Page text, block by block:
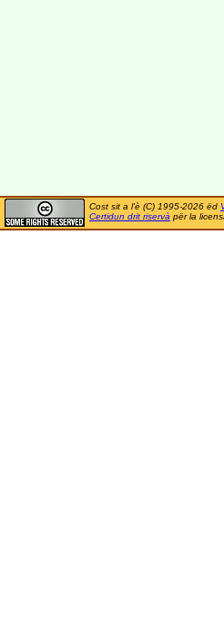
Cost sit a l'è (C) 1995-2026 ëd
Certidun drit riservà për la